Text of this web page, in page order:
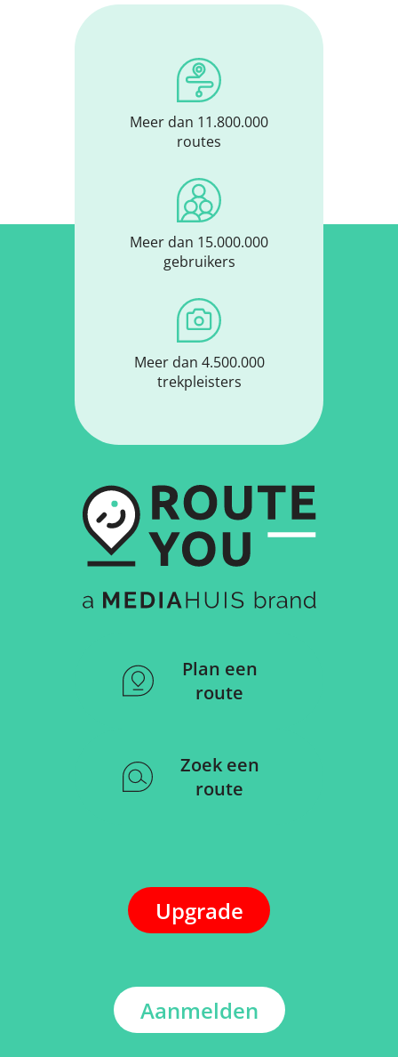
Meer dan 11.800.000
routes
Meer dan 15.000.000
gebruikers
Meer dan 4.500.000
trekpleisters
Plan een
route
Zoek een
route
Upgrade
Aanmelden